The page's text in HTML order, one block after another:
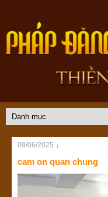
09/06/2025
cam on quan chung